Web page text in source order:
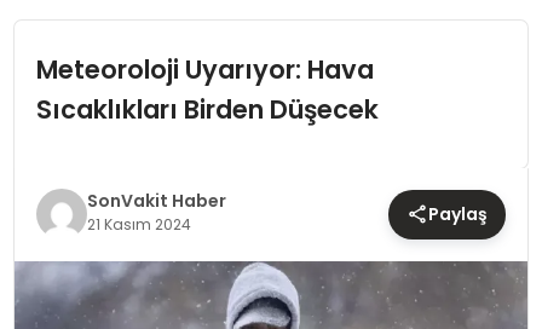
DÜNYA
SPOR
TEKNOLOJI
Meteoroloji Uyarıyor: Hava
Sıcaklıkları Birden Düşecek
SonVakit Haber
21 Kasım 2024 Paylaş